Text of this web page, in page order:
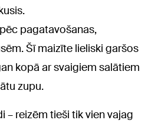
pagatavošanas,
Šī maizīte lieliski garšos
kopā ar svaigiem salātiem
zupu.
– reizēm tieši tik vien vajag